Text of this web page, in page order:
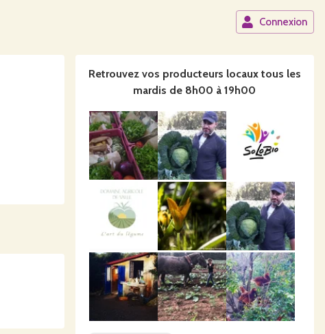
Connexion
Retrouvez vos producteurs locaux tous les
mardis de 8h00 à 19h00